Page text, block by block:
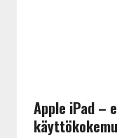
Apple iPad –